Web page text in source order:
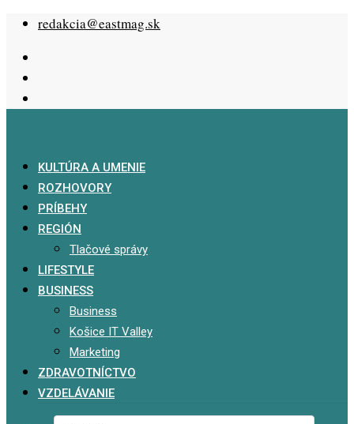
Skip
content
redakcia@eastmag.sk
KULTÚRA A UMENIE
ROZHOVORY
PRÍBEHY
REGIÓN
Tlačové správy
LIFESTYLE
BUSINESS
Business
Košice IT Valley
Marketing
ZDRAVOTNÍCTVO
VZDELÁVANIE